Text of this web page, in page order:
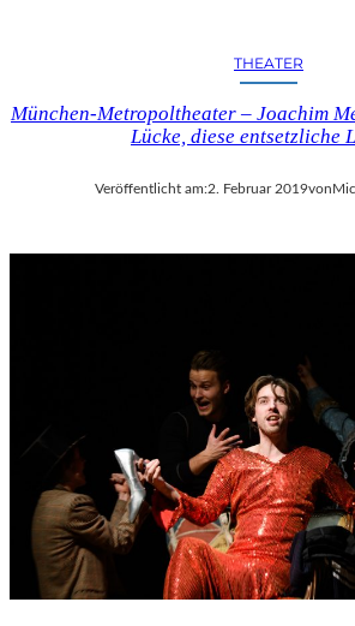
THEATER
München-Metropoltheater – Joachim
Lücke, diese entsetzliche
Veröffentlicht am:2. Februar 2019von